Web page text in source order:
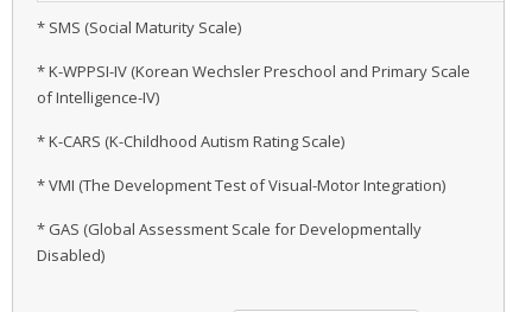
* SMS (Social Maturity Scale)
* K-WPPSI-IV (Korean Wechsler Preschool and Primary Scale
of Intelligence-IV)
* K-CARS (K-Childhood Autism Rating Scale)
* VMI (The Development Test of Visual-Motor Integration)
* GAS (Global Assessment Scale for Developmentally
Disabled)